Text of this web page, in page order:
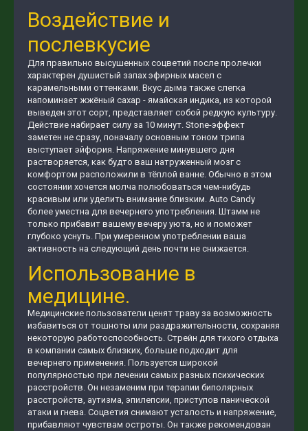
Воздействие и
послевкусие
Для правильно высушенных соцветий после пролечки
характерен душистый запах эфирных масел с
карамельными оттенками. Вкус дыма также слегка
напоминает жжёный сахар - ямайская индика, из которой
выведен этот сорт, представляет собой редкую культуру.
Действие набирает силу за 10 минут. Stone-эффект
заметен не сразу, поначалу основным тоном трипа
выступает эйфория. Напряжение минувшего дня
растворяется, как будто ваш натруженный мозг с
комфортом расположили в тёплой ванне. Обычно в этом
состоянии хочется молча полюбоваться чем-нибудь
красивым или уделить внимание близким. Auto Candy
более уместна для вечернего употребления. Штамм не
только прибавит вашему вечеру уюта, но и поможет
глубоко уснуть. При умеренном употреблении ваша
активность на следующий день почти не снижается.
Использование в
медицине.
Медицинские пользователи ценят траву за возможность
избавиться от тошноты или раздражительности, сохраняя
некоторую работоспособность. Стрейн для тихого отдыха
в компании самых близких, больше подходит для
вечернего применения. Пользуется широкой
популярностью при лечении самых разных психических
расстройств. Он незаменим при терапии биполярных
расстройств, аутизма, эпилепсии, приступов панической
атаки и гнева. Соцветия снимают усталость и напряжение,
прибавляют чувствам остроты. Он также рекомендован